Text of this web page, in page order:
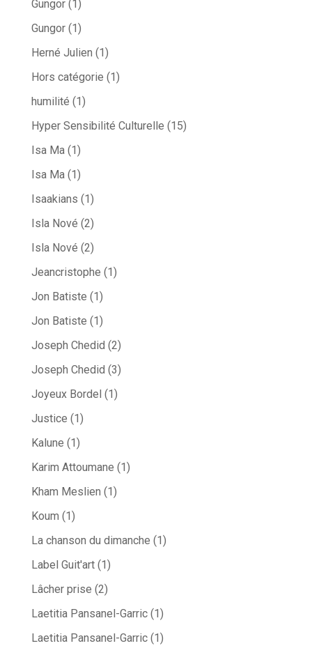
Gungor(1)
Gungor(1)
Herné Julien (1)
Hors catégorie (1)
humilité (1)
Hyper Sensibilité Culturelle (15)
Isa Ma(1)
Isa Ma(1)
Isaakians (1)
Isla Nové (2)
Isla Nové (2)
Jeancristophe (1)
Jon Batiste (1)
Jon Batiste (1)
Joseph Chedid (2)
Joseph Chedid (3)
Joyeux Bordel (1)
Justice (1)
Kalune (1)
Karim Attoumane (1)
Kham Meslien (1)
Koum (1)
La chanson du dimanche (1)
Label Guit'art(1)
Lâcher prise (2)
Laetitia Pansanel-Garric(1)
Laetitia Pansanel-Garric(1)